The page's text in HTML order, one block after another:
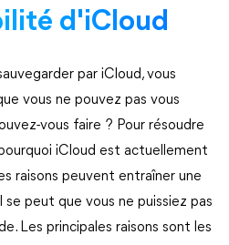
d'iCloud
par iCloud, vous
vous ne pouvez pas vous
vous faire ? Pour résoudre
iCloud est actuellement
raisons peuvent entraîner une
peut que vous ne puissiez pas
Les principales raisons sont les